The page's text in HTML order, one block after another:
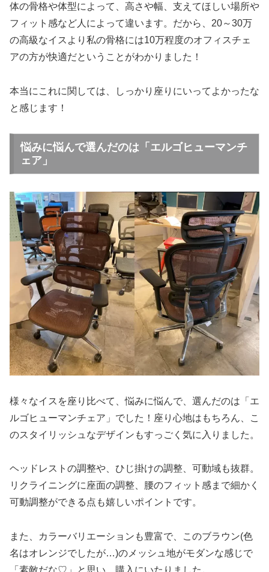
体の骨格や体型によって、高さや幅、支えてほしい場所や
フィット感など人によって違います。だから、20～30万
の高級なイスより私の骨格には10万程度のオフィスチェ
アの方が快適だということがわかりました！
本当にこれに関しては、しっかり座りにいってよかったな
と感じます！
悩みに悩んで選んだのは「エルゴヒューマンチ
ェア」
様々なイスを座り比べて、悩みに悩んで、選んだのは「エ
ルゴヒューマンチェア」でした！座り心地はもちろん、こ
のスタイリッシュなデザインもすっごく気に入りました。
ヘッドレストの調整や、ひじ掛けの調整、可動域も抜群。
リクライニングに座面の調整、腰のフィット感まで細かく
可動調整ができる点も嬉しいポイントです。
また、カラーバリエーションも豊富で、このブラウン(色
名はオレンジでしたが…)のメッシュ地がモダンな感じで